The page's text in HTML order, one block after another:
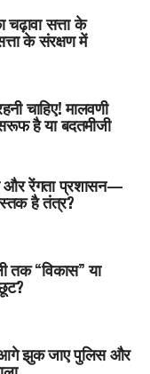
चढ़ावा सत्ता के
के संरक्षण में
चाहिए! मालवणी
है या बदतमीजी
और रेंगता प्रशासन—
है तंत्र?
तक “विकास” या
झुक जाए पुलिस और